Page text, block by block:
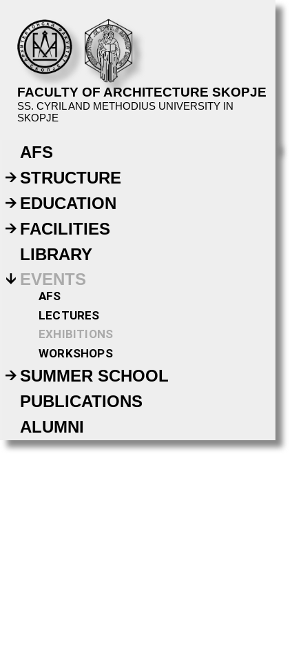
FACULTY OF ARCHITECTURE SKOPJE
SS. CYRIL AND METHODIUS UNIVERSITY IN
SKOPJE
AFS
STRUCTURE
EDUCATION
FACILITIES
LIBRARY
EVENTS
AFS
LECTURES
EXHIBITIONS
WORKSHOPS
SUMMER SCHOOL
PUBLICATIONS
ALUMNI